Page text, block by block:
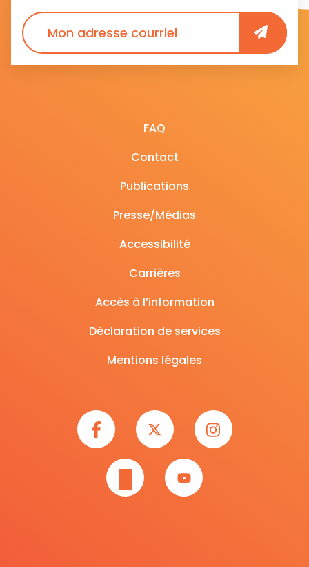
FAQ
Contact
Publications
Presse/Médias
Accessibilité
Carrières
Accès à l’information
Déclaration de services
Mentions légales